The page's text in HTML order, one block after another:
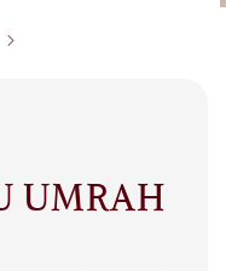
UMRAH